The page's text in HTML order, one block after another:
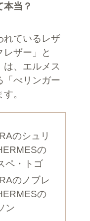
本当？
れているレザ
レザー」と
は、エルメス
「ぺリンガー
。
のシュリ
の
ペ・トゴ
のノブレ
の
ン